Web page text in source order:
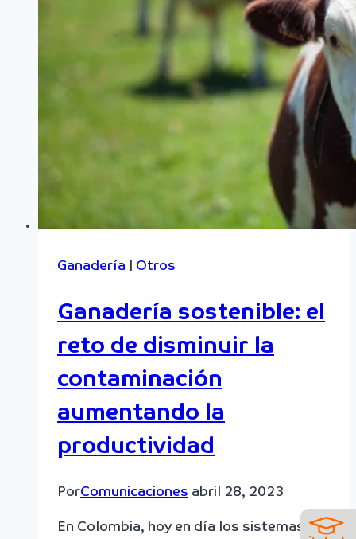
Ganadería Otros
Ganadería sostenible: el
reto de disminuir la
contaminación
aumentando la
productividad
PorComunicaciones abril 28, 2023
En Colombia, hoy en día los sistemas de